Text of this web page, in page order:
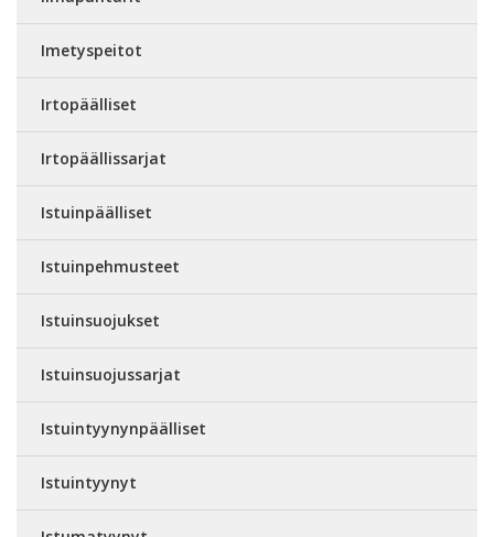
Imetyspeitot
Irtopäälliset
Irtopäällissarjat
Istuinpäälliset
Istuinpehmusteet
Istuinsuojukset
Istuinsuojussarjat
Istuintyynynpäälliset
Istuintyynyt